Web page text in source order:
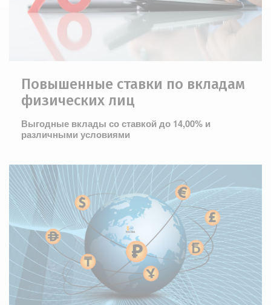
Повышенные ставки по вкладам
физических лиц
Выгодные вклады со ставкой до 14,00% и
различными условиями